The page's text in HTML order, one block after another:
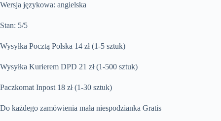
Wersja językowa: angielska
Stan: 5/5
Wysyłka Pocztą Polska 14 zł (1-5 sztuk)
Wysyłka Kurierem DPD 21 zł (1-500 sztuk)
Paczkomat Inpost 18 zł (1-30 sztuk)
Do każdego zamówienia mała niespodzianka Gratis